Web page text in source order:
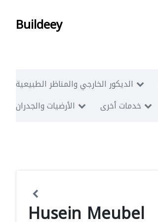
Buildeey
الديكور الخارجي والمناظر الطبيعية
الأرضيات والجدران
خدمات أخرى
Husein Meubel